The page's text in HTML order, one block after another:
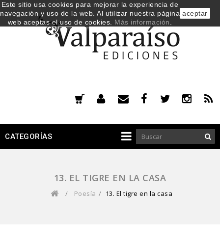
CATEGORÍAS
13. EL TIGRE EN LA CASA
/ Poesía / 13. El tigre en la casa
Este sitio usa cookies para mejorar la experiencia de
navegación y uso de la web. Al utilizar nuestra página
web aceptas el uso de cookies. Más información
aceptar